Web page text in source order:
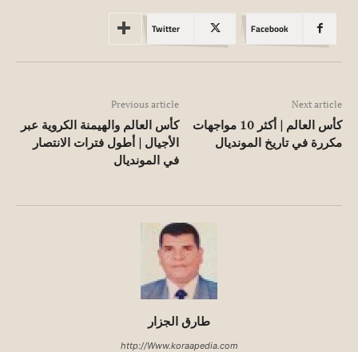
Facebook
Twitter
Previous article
كأس العالم والهيمنة الكروية عبر
الأجيال | أطول فترات الانتصار
في المونديال
Next article
كأس العالم | أكثر 10 مواجهات
مكررة في تاريخ المونديال
طارق الجزار
http://Www.koraapedia.com